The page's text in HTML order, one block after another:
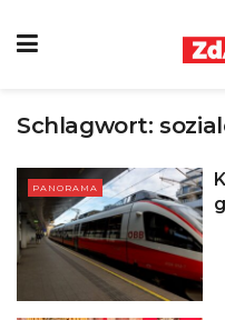
Schlagwort:
PANORAMA